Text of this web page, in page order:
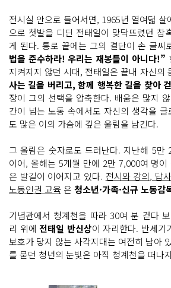
전시실 안으로 들어서면, 1965년 열여덟 살
으로 첫발을 디딘 전태일이 맞닥뜨렸던 참
게 된다. 통로 끝에는 그의 결단이 손 글씨
법을 준수하라! 우리는 재봉틀이 아니다!”
지켜지지 않던 시대, 전태일은 끝내 자신의
사는 길을 버리고, 함께 행복한 길을 찾아
장이 그의 선택을 압축한다. 배움은 많지
간이 넘는 노동 속에서도 자신의 생각을
도 많은 이의 가슴에 깊은 울림을 남긴다.
그 울림은 숫자로도 드러난다. 지난해 5만
이어, 올해는 5개월 만에 2만 7,000여 명
은 발길이 이어지고 있다. 전시와 강의, 답
노동인권 교육 은 청소년·가족·신규 노동감
기념관에서 청계천을 따라 30여 분 걷다
리 위에 전태일 반신상이 자리한다. 반세기
보호가 닿지 않는 사각지대는 여전히 남아
를 묻던 청년의 눈빛은 아직 청계천을 떠나